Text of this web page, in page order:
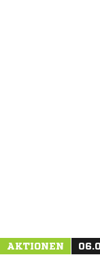
AKTIONEN